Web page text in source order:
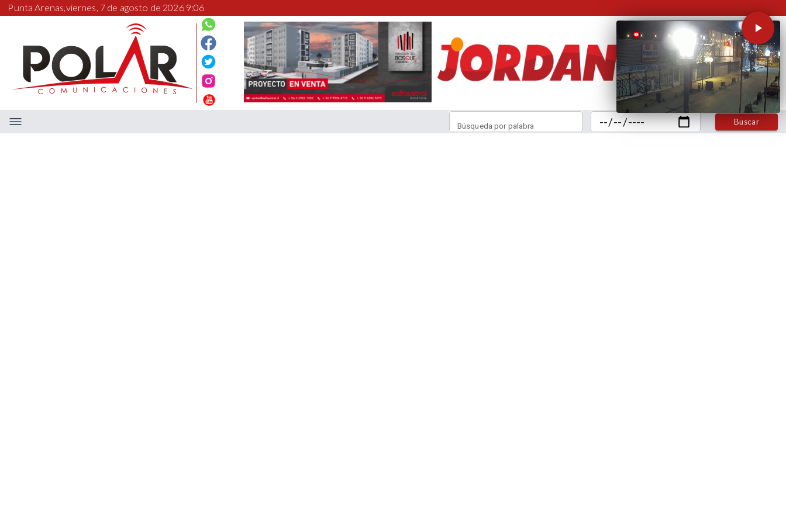
Punta Arenas,viernes, 7 de agosto de 2026 9:06
Buscar
Búsqueda por palabra